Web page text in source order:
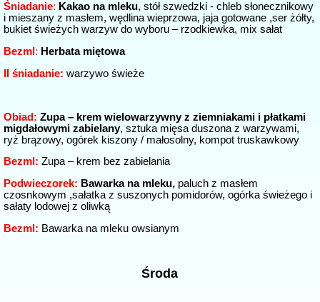
Śniadanie: Kakao na mleku, stół szwedzki - chleb słonecznikowy
i mieszany z masłem, wędlina wieprzowa, jaja gotowane ,ser żółty,
bukiet świeżych warzyw do wyboru – rzodkiewka, mix sałat
Bezml : Herbata miętowa
II śniadanie: warzywo świeże
Obiad: Zupa – krem wielowarzywny z ziemniakami i płatkami
migdałowymi zabielany, sztuka mięsa duszona z warzywami,
ryż brązowy, ogórek kiszony / małosolny, kompot truskawkowy
Bezml: Zupa – krem bez zabielania
Podwieczorek: Bawarka na mleku, paluch z masłem
czosnkowym ,sałatka z suszonych pomidorów, ogórka świeżego i
sałaty lodowej z oliwką
Bezml: Bawarka na mleku owsianym
Środa